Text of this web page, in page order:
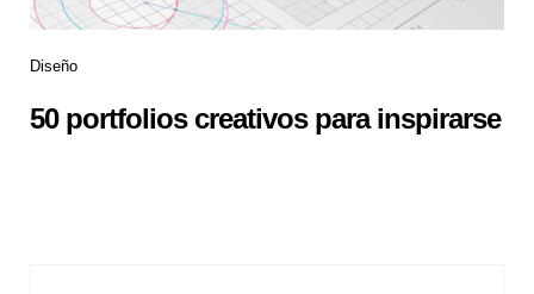
Diseño
50 portfolios creativos para inspirarse